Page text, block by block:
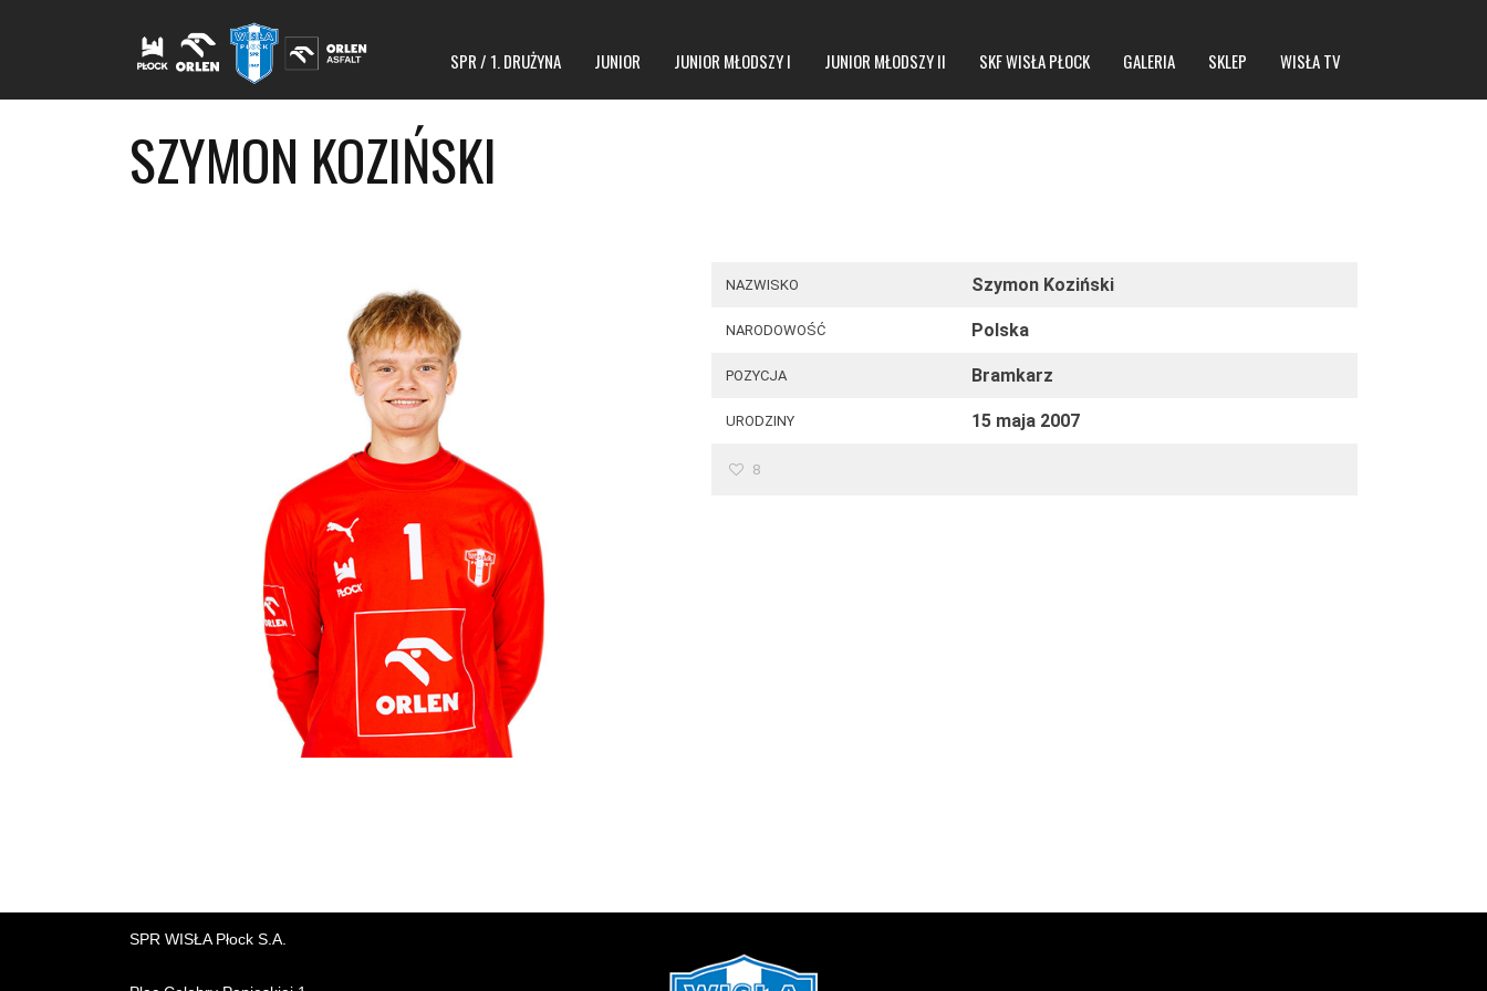
SPR / 1. DRUŻYNA JUNIOR JUNIOR MŁODSZY I JUNIOR MŁODSZY II SKF WISŁA PŁOCK GALERIA SKLEP WISŁA TV
SZYMON KOZIŃSKI
NAZWISKO Szymon Koziński
NARODOWOŚĆ Polska
POZYCJA Bramkarz
URODZINY 15 maja 2007
8
SPR WISŁA Płock S.A.